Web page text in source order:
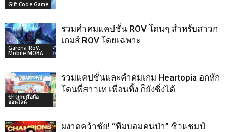
Gift Code Game
Garena RoV:
Mobile MOBA
รวมคำคมแคปชั่น ROV โดนๆ สำหรับสาวก
เกมส์ ROV โดยเฉพาะ
ข่าวเกมมือถือ
ออนไลน์
รวมแคปชั่นและคำคมเกม Heartopia อกหัก
โดนพี่สาวเท เพื่อนทิ้ง ก็ยังซิ่งได้
ผงาดคว้าชัย! “ทีมบอมคนป่า” ซิวแชมป์